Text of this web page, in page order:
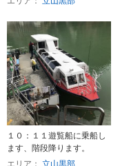
１０：１１遊覧船に乗船し
ます、階段降ります。
エリア： 立山黒部